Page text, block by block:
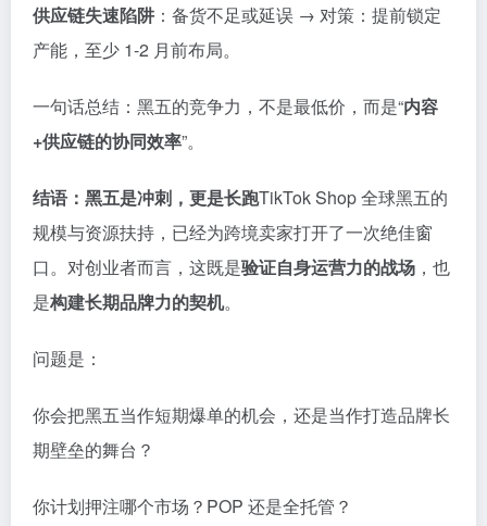
供应链失速陷阱 ：备货不足或延误 → 对策：提前锁定
产能，至少 1-2 月前布局。
一句话总结：黑五的竞争力，不是最低价，而是“内容
+供应链的协同效率”。
结语：黑五是冲刺，更是长跑TikTok Shop 全球黑五的
规模与资源扶持，已经为跨境卖家打开了一次绝佳窗
口。对创业者而言，这既是验证自身运营力的战场 ，也
是构建长期品牌力的契机。
问题是：
你会把黑五当作短期爆单的机会，还是当作打造品牌长
期壁垒的舞台？
你计划押注哪个市场？POP 还是全托管？